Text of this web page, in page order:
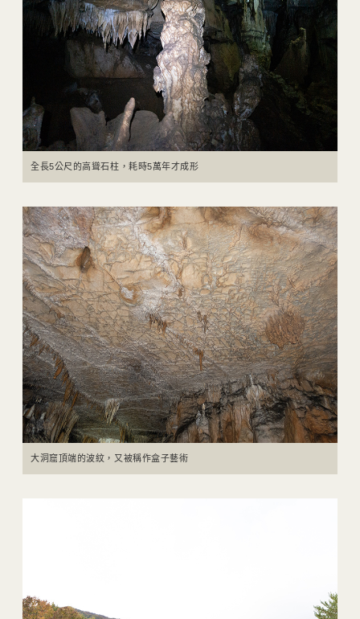
全長5公尺的高聳石柱，耗時5萬年才成形
大洞窟頂端的波紋，又被稱作盒子藝術